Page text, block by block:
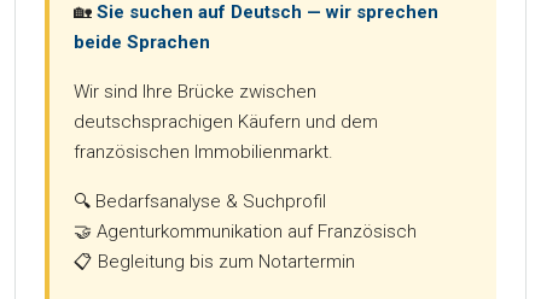
🏡 Sie suchen auf Deutsch — wir sprechen
beide Sprachen
Wir sind Ihre Brücke zwischen
deutschsprachigen Käufern und dem
französischen Immobilienmarkt.
🔍 Bedarfsanalyse & Suchprofil
🤝 Agenturkommunikation auf Französisch
📋 Begleitung bis zum Notartermin